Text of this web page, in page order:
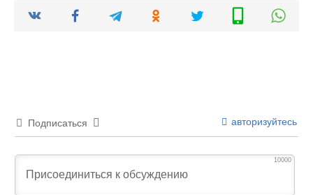
Подписаться авторизуйтесь
10000